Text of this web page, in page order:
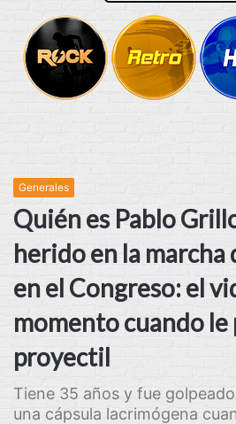
Generales
Quién es Pablo
herido en la marcha
en el Congreso: el
momento cuando le
proyectil
Tiene 35 años y fue
una cápsula lacrimógena